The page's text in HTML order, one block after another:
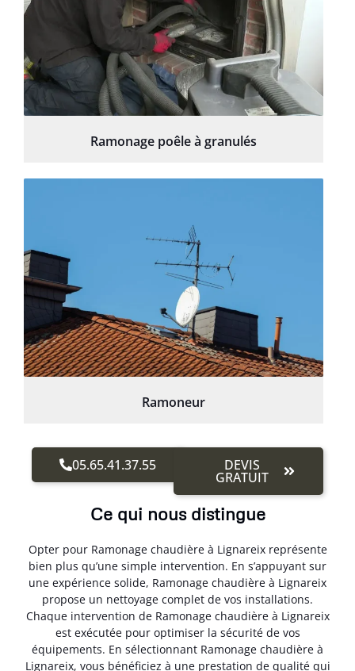
Ramonage poêle à granulés
Ramoneur
05.65.41.37.55 DEVIS
GRATUIT
Ce qui nous distingue
Opter pour Ramonage chaudière à Lignareix représente
bien plus qu’une simple intervention. En s’appuyant sur
une expérience solide, Ramonage chaudière à Lignareix
propose un nettoyage complet de vos installations.
Chaque intervention de Ramonage chaudière à Lignareix
est exécutée pour optimiser la sécurité de vos
équipements. En sélectionnant Ramonage chaudière à
Lignareix, vous bénéficiez à une prestation de qualité qui